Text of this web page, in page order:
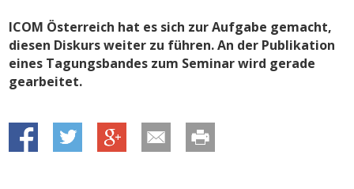
ICOM Österreich hat es sich zur Aufgabe gemacht,
diesen Diskurs weiter zu führen. An der Publikation
eines Tagungsbandes zum Seminar wird gerade
gearbeitet.